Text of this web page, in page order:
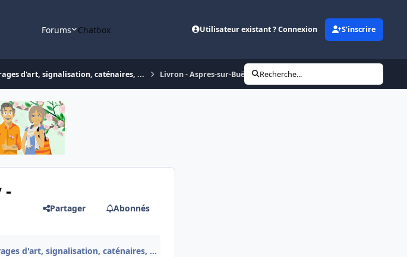
Forums Chatbox Utilisateur existant ? Connexion S’inscrire
d'art, signalisation, caténaires, ... Livron - Aspres-sur-Buëch - Veynes-Dévoluy - Gap - Briançon
Recherche...
-
Partager Abonnés
d'art, signalisation, caténaires, ...